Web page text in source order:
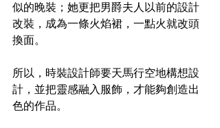
似的晚裝；她更把男爵夫人以前的設計
改裝，成為一條火焰裙，一點火就改頭
換面。
所以，時裝設計師要天馬行空地構想設
計，並把靈感融入服飾，才能夠創造出
色的作品。